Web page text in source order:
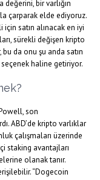
değerini, bir varlığın
çarparak elde ediyoruz.
satın alınacak en iyi
sürekli değişen kripto
da onu şu anda satın
haline getiriyor.
son
ABD’de kripto varlıklar
çalışmaları üzerinde
staking avantajları
olanak tanır.
“Dogecoin